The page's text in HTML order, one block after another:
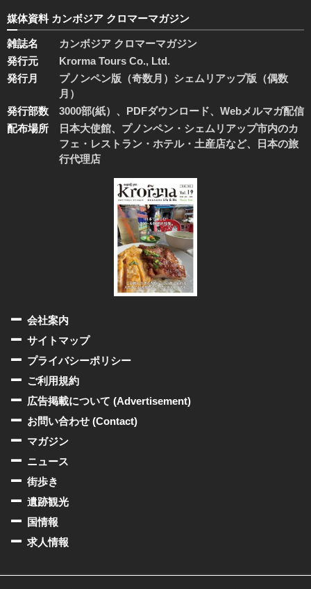
媒体資料 カンボジア クロマーマガジン
雑誌名
カンボジア クロマーマガジン
発行元
Krorma Tours Co., Ltd.
発行月
プノンペン版（奇数月）シェムリアップ版（偶数
月）
発行部数
3000部(紙）、PDFダウンロード、Webメルマガ配信
配布場所
日本大使館、プノンペン・シェムリアップ市内のカ
フェ・レストラン・ホテル・土産店など、日本の旅
行代理店
会社案内
サイトマップ
プライバシーポリシー
ご利用規約
広告掲載について (Advertisement)
お問い合わせ (Contact)
マガジン
ニュース
街歩き
遺跡観光
国情報
求人情報